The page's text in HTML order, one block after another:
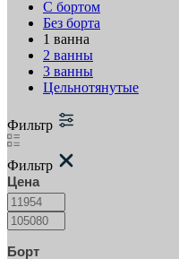
С бортом
Без борта
1 ванна
2 ванны
3 ванны
Цельнотянутые
Фильтр
Фильтр
Цена
Борт